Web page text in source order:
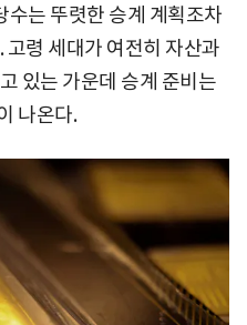
수는 뚜렷한 승계 계획조차
령 세대가 여전히 자산과
있는 가운데 승계 준비는
나온다.